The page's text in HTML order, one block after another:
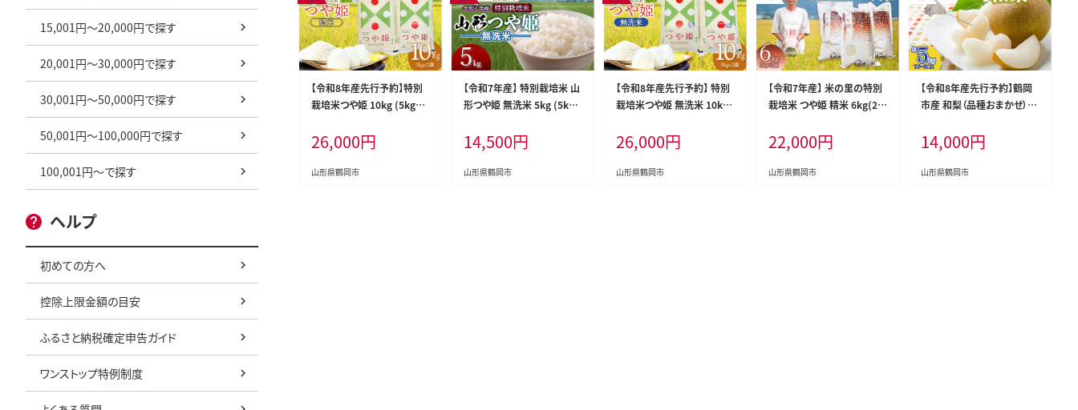
15,001円～20,000円で探す
20,001円～30,000円で探す
30,001円～50,000円で探す
50,001円～100,000円で探す
100,001円～で探す
ヘルプ
初めての方へ
控除上限金額の目安
ふるさと納税確定申告ガイド
ワンストップ特例制度
【令和8年産先行予約】特別
栽培米つや姫 10kg (5kg×
同ファーム
26,000円
山形県鶴岡市
【令和7年産】 特別栽培米 山
形つや姫 無洗米 5kg (5kg
式会社菜な八（鶴岡ファーマ
ーズ）
14,500円
山形県鶴岡市
【令和8年産先行予約】 特別
栽培米つや姫 無洗米 10kg
鶴岡協同ファーム
26,000円
山形県鶴岡市
【令和7年産】 米の里の特別
栽培米 つや姫 精米 6kg(2k
763
22,000円
山形県鶴岡市
【令和8年産先行予約】鶴岡
市産 和梨（品種おまかせ）幸
g（16～24玉） K-836 泉屋商
14,000円
山形県鶴岡市